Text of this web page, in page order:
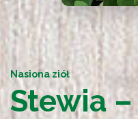
Nasiona ziół
Stewia